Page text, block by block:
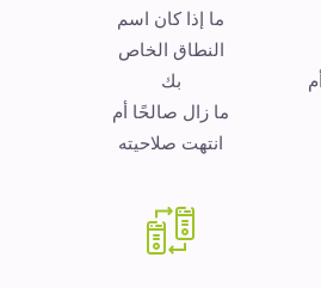
ما إذا كان اسم
النطاق الخاص
بك
ما زال صالحًا أم
انتهت صلاحيته